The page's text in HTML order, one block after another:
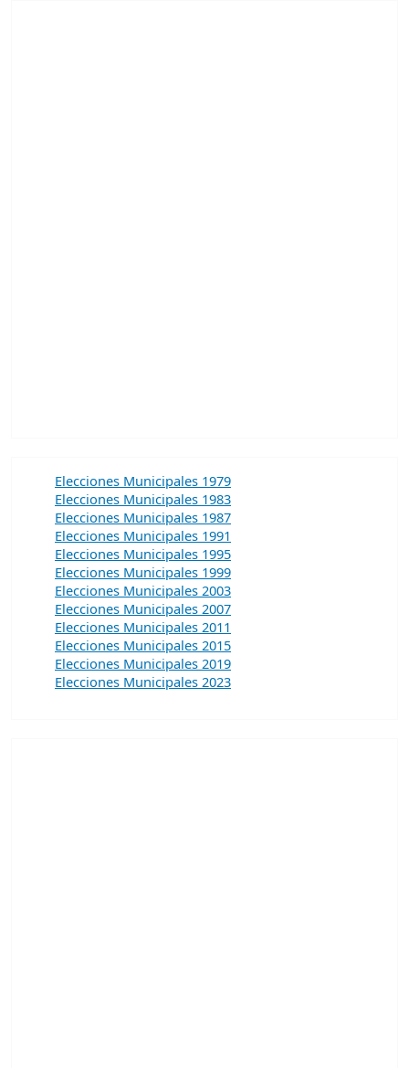
Elecciones Municipales 1979
Elecciones Municipales 1983
Elecciones Municipales 1987
Elecciones Municipales 1991
Elecciones Municipales 1995
Elecciones Municipales 1999
Elecciones Municipales 2003
Elecciones Municipales 2007
Elecciones Municipales 2011
Elecciones Municipales 2015
Elecciones Municipales 2019
Elecciones Municipales 2023